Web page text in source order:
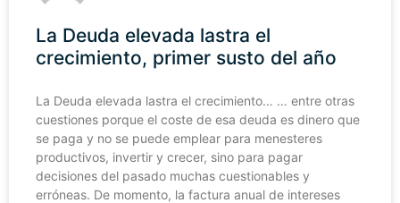
La Deuda elevada lastra el
crecimiento, primer susto del año
La Deuda elevada lastra el crecimiento… … entre otras
cuestiones porque el coste de esa deuda es dinero que
se paga y no se puede emplear para menesteres
productivos, invertir y crecer, sino para pagar
decisiones del pasado muchas cuestionables y
erróneas. De momento, la factura anual de intereses